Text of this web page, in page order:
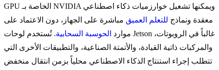
GPU الخاصة بـ NVIDIA ويمكنها تشغيل خوارزميات ذكاء اصطناعي
معقدة ونماذج للتعلم العميق مباشرة على الجهاز، دون الاعتماد على
موارد الحوسبة السحابية. تُستخدم لوحات Jetson غالباً في الروبوتات،
والمركبات ذاتية القيادة، والأتمتة الصناعية، والتطبيقات الأخرى التي
تتطلب إجراء استنتاج الذكاء الاصطناعي محلياً بزمن انتقال منخفض